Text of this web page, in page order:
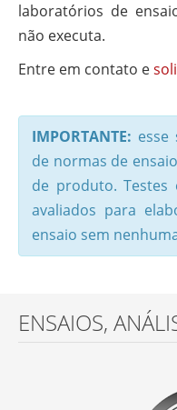
laboratórios de
não executa.
Entre em contato e
IMPORTANTE: esse
de normas de
de produto. Testes
avaliados para
ensaio sem
ENSAIOS,